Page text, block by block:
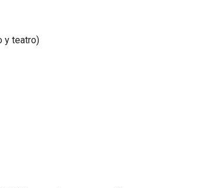
y teatro)